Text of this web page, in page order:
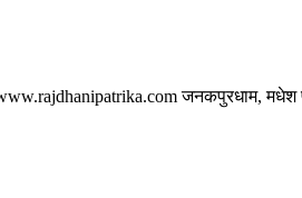
www.rajdhanipatrika.com जनकपुरधाम,